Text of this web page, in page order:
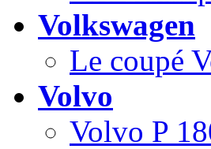
Volkswagen
Le coupé
Volvo
Volvo P